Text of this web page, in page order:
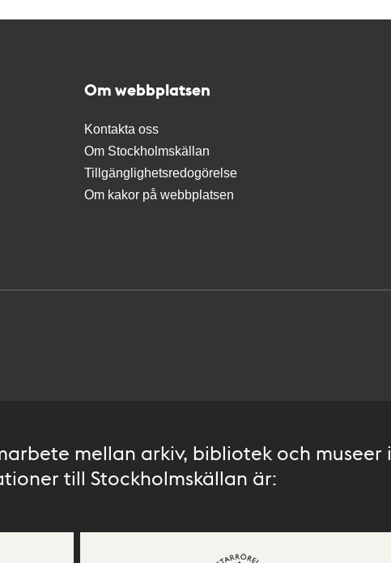
Om webbplatsen
Kontakta oss
Om Stockholmskällan
Tillgänglighetsredogörelse
Om kakor på webbplatsen
mellan arkiv, bibliotek och museer i
till Stockholmskällan är: